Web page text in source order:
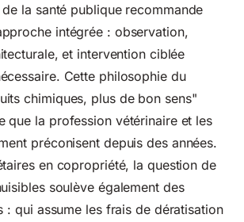
la santé publique recommande
intégrée : observation,
et intervention ciblée
Cette philosophie du
chimiques, plus de bon sens"
que la profession vétérinaire et les
préconisent depuis des années.
en copropriété, la question de
soulève également des
: qui assume les frais de dératisation